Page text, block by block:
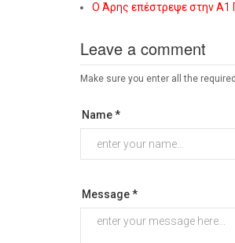
Ο Άρης επέστρεψε στην Α1
Leave a comment
Make sure you enter all the
Name *
Message *